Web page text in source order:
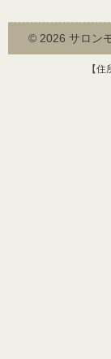
© 2026 サロン
【